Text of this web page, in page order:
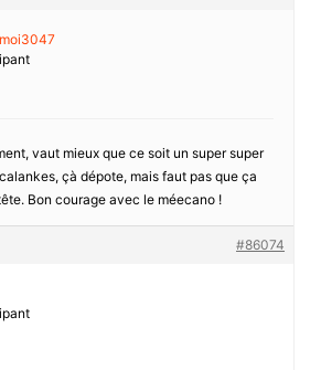
vaut mieux que ce soit un super super
çà dépote, mais faut pas que ça
Bon courage avec le méecano !
#86074